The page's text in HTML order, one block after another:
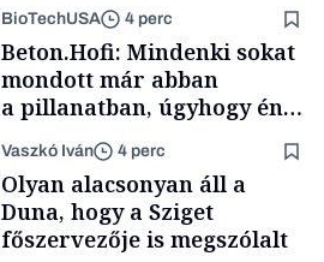
BioTechUSA 4 perc
Beton.Hofi: Mindenki sokat
mondott már abban
a pillanatban, úgyhogy én
gondolataimat akartam
kimondani
Vaszkó Iván 4 perc
Olyan alacsonyan áll a
Duna, hogy a Sziget
főszervezője is megszólalt